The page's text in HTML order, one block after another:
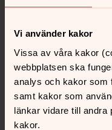
Vi använder kakor
Vissa av våra kakor
webbplatsen ska
analys och kakor som
samt kakor som
länkar vidare till andra
kakor.
Kontakt
Kalender